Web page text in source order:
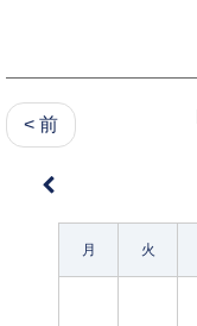
< 前
月 火